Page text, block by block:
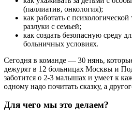
(паллиатив, онкология);
как работать с
разлуки с семьей;
как создать безопасную среду
больничных условиях.
Сегодня в команде — 30 нянь,
дежурят в 12 больницах Москвы и
заботится о 2-3 малышах и умеет к
одному надо почитать сказку, а
Для чего мы это делаем?